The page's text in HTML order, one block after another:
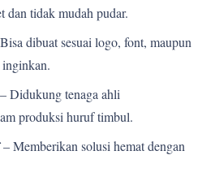
dan tidak mudah pudar.
dibuat sesuai logo, font, maupun
– Didukung tenaga ahli
produksi huruf timbul.
– Memberikan solusi hemat dengan